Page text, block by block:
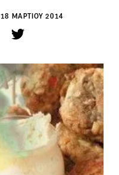
18 ΜΑΡΤΙΟΥ 2014